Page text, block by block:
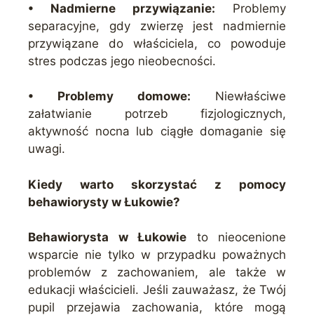
• Nadmierne przywiązanie: Problemy
separacyjne, gdy zwierzę jest nadmiernie
przywiązane do właściciela, co powoduje
stres podczas jego nieobecności.
• Problemy domowe: Niewłaściwe
załatwianie potrzeb fizjologicznych,
aktywność nocna lub ciągłe domaganie się
uwagi.
Kiedy warto skorzystać z pomocy
behawiorysty w Łukowie?
Behawiorysta w Łukowie to nieocenione
wsparcie nie tylko w przypadku poważnych
problemów z zachowaniem, ale także w
edukacji właścicieli. Jeśli zauważasz, że Twój
pupil przejawia zachowania, które mogą